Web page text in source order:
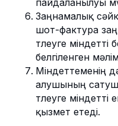
Заңнамалық
шот-фактура
төлеуге міндетті
белгіленген
Міндеттеменің
алушының
төлеуге міндетті
қызмет етеді.